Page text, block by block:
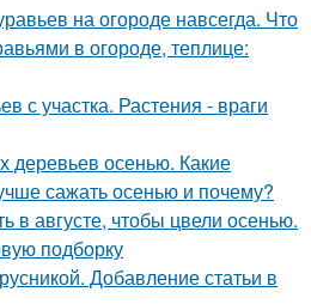
на огороде навсегда. Что
в огороде, теплице:
с участка. Растения - враги
деревьев осенью. Какие
сажать осенью и почему?
в августе, чтобы цвели осенью.
подборку
Добавление статьи в